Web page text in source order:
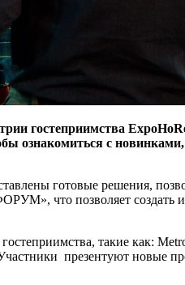
гостеприимства
ознакомиться с
готовые решения,
что позволяет
такие как:
презентуют новые